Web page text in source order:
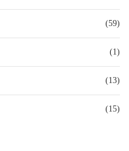
(59)
(1)
(13)
(15)